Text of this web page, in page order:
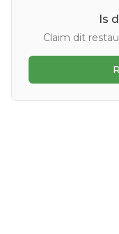
Is
Claim dit